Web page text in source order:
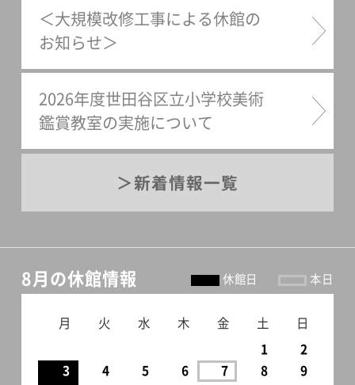
＜大規模改修工事による休館の
お知らせ＞
2026年度世田谷区立小学校美術
鑑賞教室の実施について
新着情報一覧
8月の休館情報 休館日 本日
月 火 水 木 金 土 日
1
2
3
4 5 6 7 8
9